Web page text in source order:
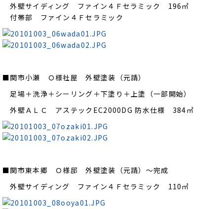
外壁サイディング ファイン４Ｆセラミック 196㎡
付帯部 ファイン４Ｆセラミック
■関市小瀬 Ｏ様社屋 外壁塗装（元請）
足場＋洗浄＋シーリング＋下塗り＋上塗（一部開始）
外壁ＡＬＣ アステックEC2000DG 防水仕様 384㎡
■関市東本郷 Ｏ様邸 外壁塗装（元請）～完成
外壁サイディング ファイン４Ｆセラミック 110㎡